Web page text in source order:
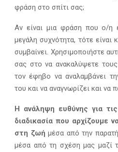
φράση στο σπίτι σας;
Αν είναι μια φράση που ο/η
μεγάλη συχνότητα, τότε είναι
συμβαίνει. Χρησιμοποιήστε
σας στο να ανακαλύψετε
τον έφηβο να αναλαμβάνει
του και να αναγνωρίζει και να
Η ανάληψη ευθύνης για
διαδικασία που αρχίζουμε
στη ζωή μέσα από την
μέσα από τη σχέση μας μαζί